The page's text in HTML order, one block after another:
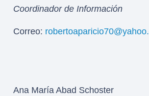
Coordinador de Información
Correo:
Ana María Abad Schoster